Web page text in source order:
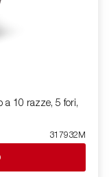
a 10 razze, 5 fori,
317932M